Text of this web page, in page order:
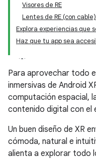
Visores de RE
Lentes de RE (con cable)
Explora experiencias que
Haz que tu app sea
Para aprovechar todo
inmersivas de Android
computación espacial,
contenido digital con el
Un buen diseño de XR
cómoda, natural e
alienta a explorar todo